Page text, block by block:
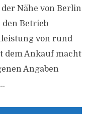
Nähe von Berlin
den Betrieb
von rund
dem Ankauf macht
Angaben